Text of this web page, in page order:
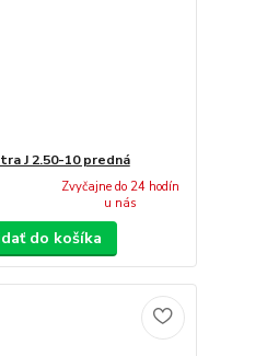
J 2.50-10 predná
Zvyčajne do 24 hodín
u nás
do košíka